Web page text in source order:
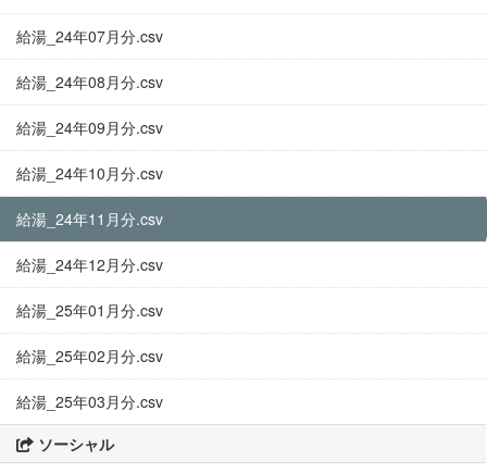
給湯_24年07月分.csv
給湯_24年08月分.csv
給湯_24年09月分.csv
給湯_24年10月分.csv
給湯_24年11月分.csv
給湯_24年12月分.csv
給湯_25年01月分.csv
給湯_25年02月分.csv
給湯_25年03月分.csv
ソーシャル